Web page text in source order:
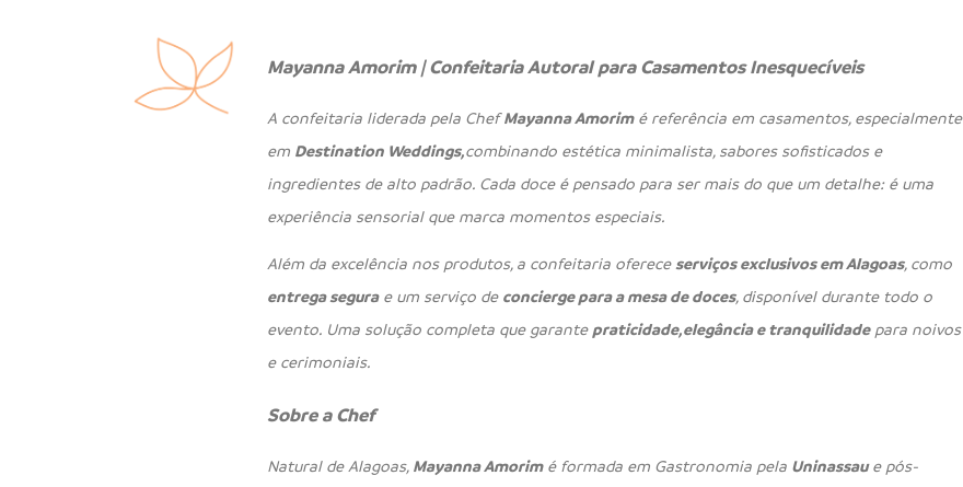
Mayanna Amorim | Confeitaria Autoral para Casamentos Inesquecíveis
A confeitaria liderada pela ChefMayanna Amorimé referência em casamentos, especialmente
em Destination Weddings,combinando estética minimalista, sabores sofisticados e
ingredientes de alto padrão. Cada doce é pensado para ser mais do que um detalhe: é uma
experiência sensorial que marca momentos especiais.
Além da excelência nos produtos, a confeitaria ofereceserviços exclusivos em Alagoas, como
entrega segurae um serviço de concierge para a mesa de doces, disponível durante todo o
evento. Uma solução completa que garante praticidade, elegância e tranquilidadepara noivos
e cerimoniais.
Sobre a Chef
Natural de Alagoas, Mayanna Amorimé formada em Gastronomia pela Uninassaue pós-